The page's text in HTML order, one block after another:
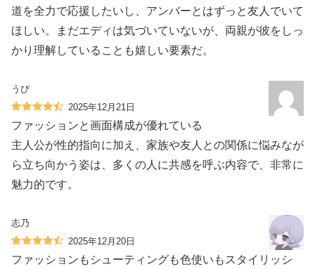
道を全力で応援したいし、アンバーとはずっと友人でいて
ほしい。まだエディは気づいていないが、両親が彼をしっ
かり理解していることも嬉しい要素だ。
うび
2025年12月21日
ファッションと画面構成が優れている
主人公が性的指向に加え、家族や友人との関係に悩みなが
ら立ち向かう姿は、多くの人に共感を呼ぶ内容で、非常に
魅力的です。
志乃
2025年12月20日
ファッションもシューティングも色使いもスタイリッシ